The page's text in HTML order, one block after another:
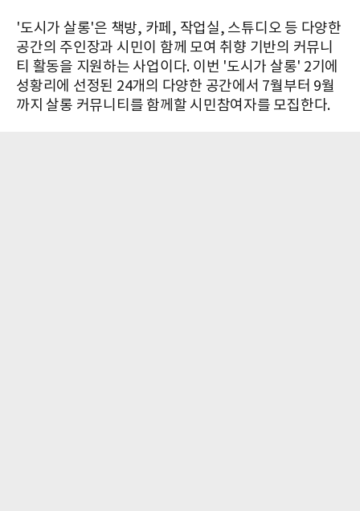
'도시가 살롱'은 책방, 카페, 작업실, 스튜디오 등 다양한
공간의 주인장과 시민이 함께 모여 취향 기반의 커뮤니
티 활동을 지원하는 사업이다. 이번 '도시가 살롱' 2기에
성황리에 선정된 24개의 다양한 공간에서 7월부터 9월
까지 살롱 커뮤니티를 함께할 시민참여자를 모집한다.